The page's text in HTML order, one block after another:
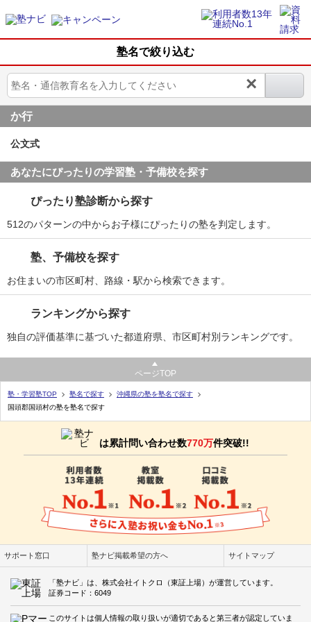
塾名で絞り込む
×
か行
公文式
あなたにぴったりの学習塾・予備校を探す
ぴったり塾診断から探す
512のパターンの中からお子様にぴったりの塾を判定します。
塾、予備校を探す
お住まいの市区町村、路線・駅から検索できます。
ランキングから探す
独自の評価基準に基づいた都道府県、市区町村別ランキングです。
ページTOP
塾・学習塾TOP 塾名で探す
沖縄県の塾を塾名で探す
国頭郡国頭村の塾を塾名で探す
は累計問い合わせ数770万件突破!!
サポート窓口 塾ナビ掲載希望の方へ サイトマップ
「塾ナビ」は、株式会社イトクロ（東証上場）が運営しています。
証券コード：6049
このサイトは個人情報の取り扱いが適切であると第三者が認定していま